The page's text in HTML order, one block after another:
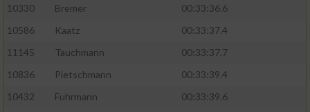
10330
Bremer
00:33:36.6
10586
Kaatz
00:33:37.4
11145
Tauchmann
00:33:37.7
10836
Pietschmann
00:33:39.4
10432
Fuhrmann
00:33:39.6